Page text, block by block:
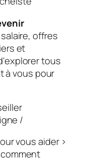
offres
et
tous
à vous pour
vous aider >